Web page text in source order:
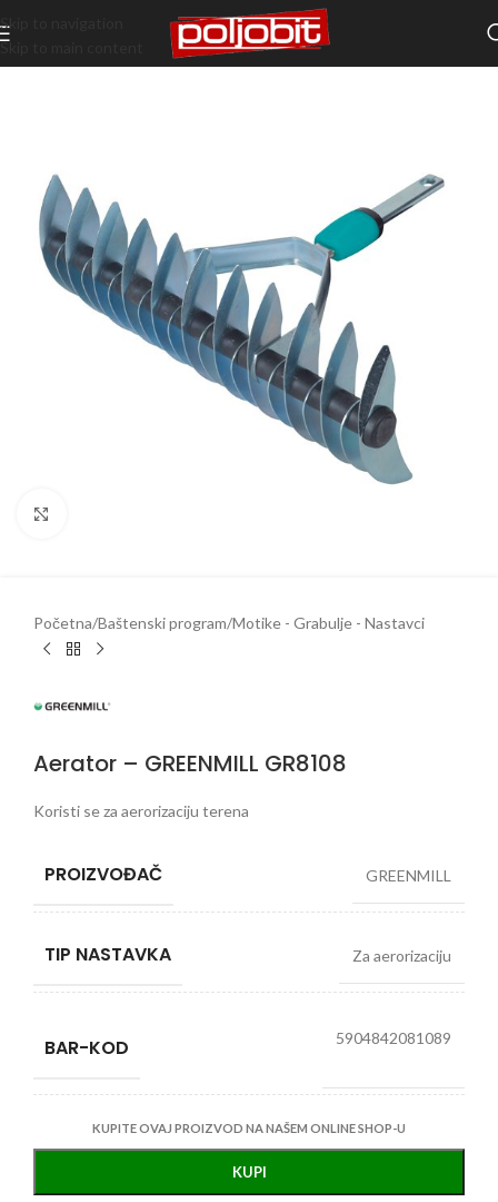
Skip to navigation
Skip to main content
Početna/Baštenski program/Motike - Grabulje - Nastavci
Aerator – GREENMILL GR8108
Koristi se za aerorizaciju terena
PROIZVOĐAČ GREENMILL
TIP NASTAVKA Za aerorizaciju
BAR-KOD 5904842081089
KUPITE OVAJ PROIZVOD NA NAŠEM ONLINE SHOP-U
KUPI